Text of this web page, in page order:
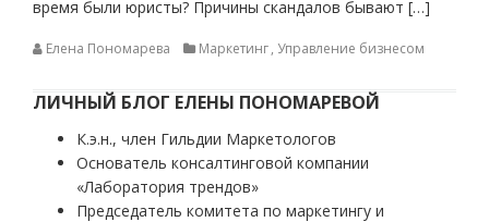
время были юристы? Причины скандалов бывают […]
Елена Пономарева Маркетинг, Управление бизнесом
ЛИЧНЫЙ БЛОГ ЕЛЕНЫ ПОНОМАРЕВОЙ
К.э.н., член Гильдии Маркетологов
Основатель консалтинговой компании
«Лаборатория трендов»
Председатель комитета по маркетингу и